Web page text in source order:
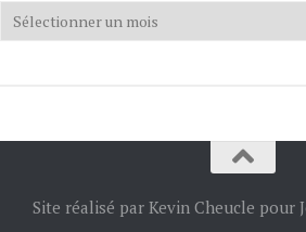
Archives
Site réalisé par Kevin Cheucle pour